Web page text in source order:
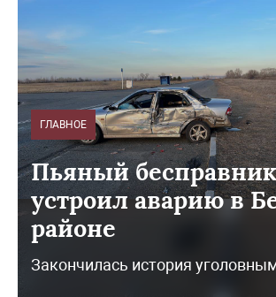
ГЛАВНОЕ
Пьяный бесправник
устроил аварию в
районе
Закончилась история